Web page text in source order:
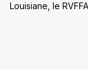
Louisiane, le